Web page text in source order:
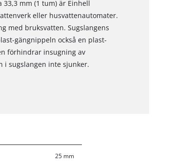
mm (1 tum) är Einhell
eller husvattenautomater.
med bruksvatten. Sugslangens
gängnippeln också en plast-
förhindrar insugning av
i sugslangen inte sjunker.
25 mm